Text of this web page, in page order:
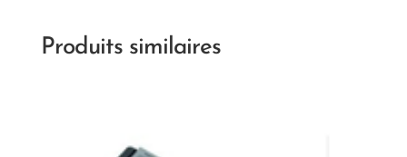
Produits similaires